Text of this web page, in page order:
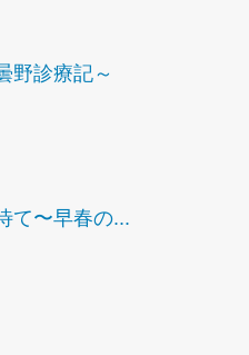
野診療記～
て〜早春の...